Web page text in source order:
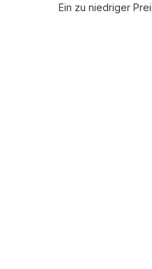
Ein zu niedriger